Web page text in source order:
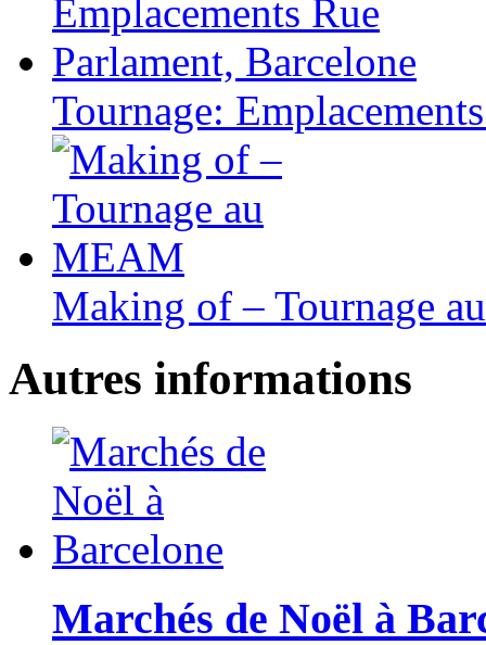
Tournage:
Making of – Tournage
Autres informations
Marchés de Noël à